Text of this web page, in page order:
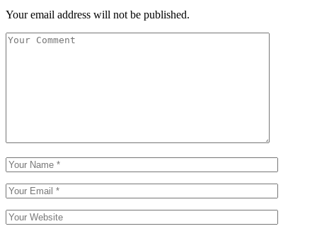
Your email address will not be published.